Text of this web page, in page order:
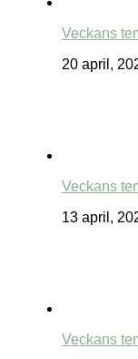
Veckans
20 april,
Veckans
13 april,
Veckans